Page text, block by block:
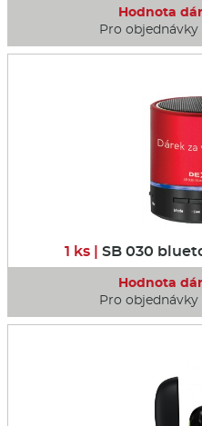
Hodnota
Pro objednávky
1 ks | SB 030
Hodnota
Pro objednávky